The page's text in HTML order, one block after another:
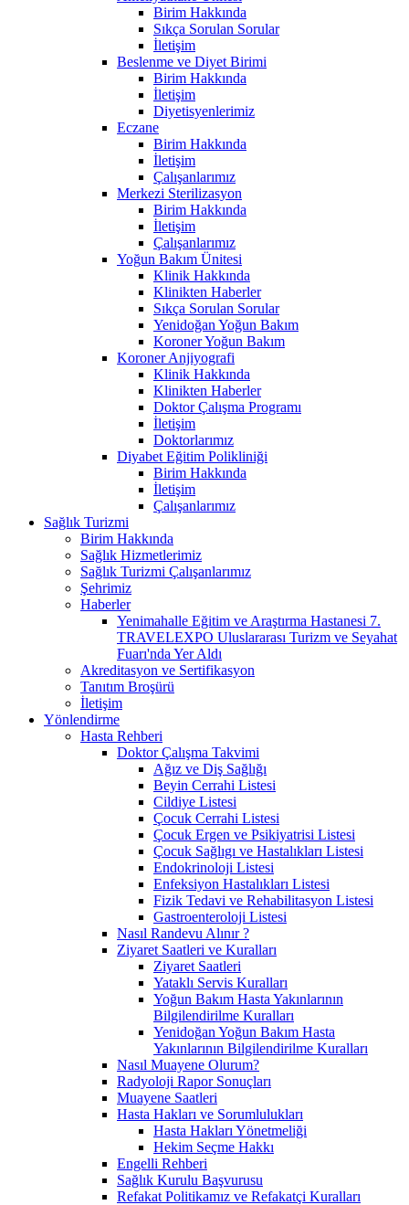
Birim Hakkında
Sıkça Sorulan Sorular
İletişim
Beslenme ve Diyet Birimi
Birim Hakkında
İletişim
Diyetisyenlerimiz
Eczane
Birim Hakkında
İletişim
Çalışanlarımız
Merkezi Sterilizasyon
Birim Hakkında
İletişim
Çalışanlarımız
Yoğun Bakım Ünitesi
Klinik Hakkında
Klinikten Haberler
Sıkça Sorulan Sorular
Yenidoğan Yoğun Bakım
Koroner Yoğun Bakım
Koroner Anjiyografi
Klinik Hakkında
Klinikten Haberler
Doktor Çalışma Programı
İletişim
Doktorlarımız
Diyabet Eğitim Polikliniği
Birim Hakkında
İletişim
Çalışanlarımız
Sağlık Turizmi
Birim Hakkında
Sağlık Hizmetlerimiz
Sağlık Turizmi Çalışanlarımız
Şehrimiz
Haberler
Yenimahalle Eğitim ve Araştırma Hastanesi 7.
TRAVELEXPO Uluslararası Turizm ve Seyahat
Fuarı'nda Yer Aldı
Akreditasyon ve Sertifikasyon
Tanıtım Broşürü
İletişim
Yönlendirme
Hasta Rehberi
Doktor Çalışma Takvimi
Ağız ve Diş Sağlığı
Beyin Cerrahi Listesi
Cildiye Listesi
Çocuk Cerrahi Listesi
Çocuk Ergen ve Psikiyatrisi Listesi
Çocuk Sağlıgı ve Hastalıkları Listesi
Endokrinoloji Listesi
Enfeksiyon Hastalıkları Listesi
Fizik Tedavi ve Rehabilitasyon Listesi
Gastroenteroloji Listesi
Nasıl Randevu Alınır ?
Ziyaret Saatleri ve Kuralları
Ziyaret Saatleri
Yataklı Servis Kuralları
Yoğun Bakım Hasta Yakınlarının
Bilgilendirilme Kuralları
Yenidoğan Yoğun Bakım Hasta
Yakınlarının Bilgilendirilme Kuralları
Nasıl Muayene Olurum?
Radyoloji Rapor Sonuçları
Muayene Saatleri
Hasta Hakları ve Sorumlulukları
Hasta Hakları Yönetmeliği
Hekim Seçme Hakkı
Engelli Rehberi
Sağlık Kurulu Başvurusu
Refakat Politikamız ve Refakatçi Kuralları